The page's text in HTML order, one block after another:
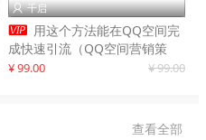
 千启
 用这个方法能在QQ空间完
成快速引流（QQ空间营销策
略）
¥ 99.00 ¥ 99.00
查看全部